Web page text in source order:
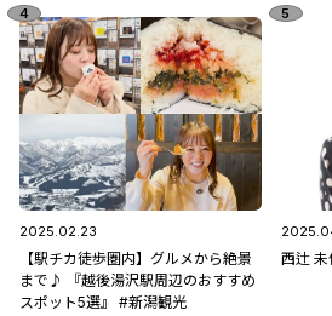
2025.02.23
【駅チカ徒歩圏内】グルメから絶景
まで♪ 『越後湯沢駅周辺のおすすめ
スポット5選』 #新潟観光
西辻 未